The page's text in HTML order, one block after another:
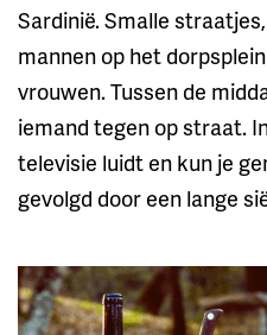
Sardinië. Smalle
mannen op het
vrouwen. Tussen de
iemand tegen op straat.
televisie luidt en kun je
gevolgd door een lange